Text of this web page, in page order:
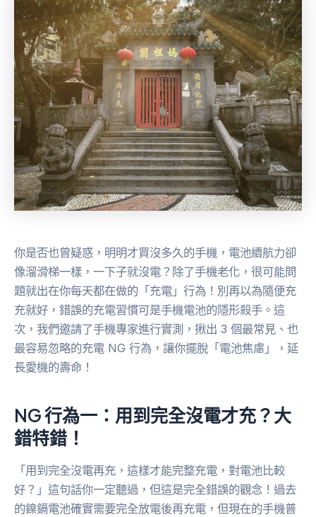
你是否也曾疑惑，明明才買沒多久的手機，電池續航力卻
像溜滑梯一樣，一下子就沒電？除了手機老化，很可能問
題就出在你每天都在做的「充電」行為！別再以為隨便充
充就好，錯誤的充電習慣可是手機電池的隱形殺手。這
次，我們邀請了手機專家進行實測，揪出 3 個最常見、也
最容易忽略的充電 NG 行為，讓你擺脫「電池焦慮」，延
長愛機的壽命！
NG 行為一：用到完全沒電才充？大
錯特錯！
「用到完全沒電再充，這樣才能完整充電，對電池比較
好？」這句話你一定聽過，但這是完全錯誤的觀念！過去
的鎳鎘電池確實需要完全放電後再充電，但現在的手機普